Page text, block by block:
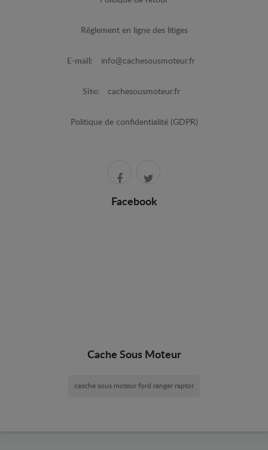
Règlement en ligne des litiges
E-mail: info@cachesousmoteur.fr
Site: cachesousmoteur.fr
Politique de confidentialité (GDPR)
Facebook
Cache Sous Moteur
casche sous moteur ford ranger raptor